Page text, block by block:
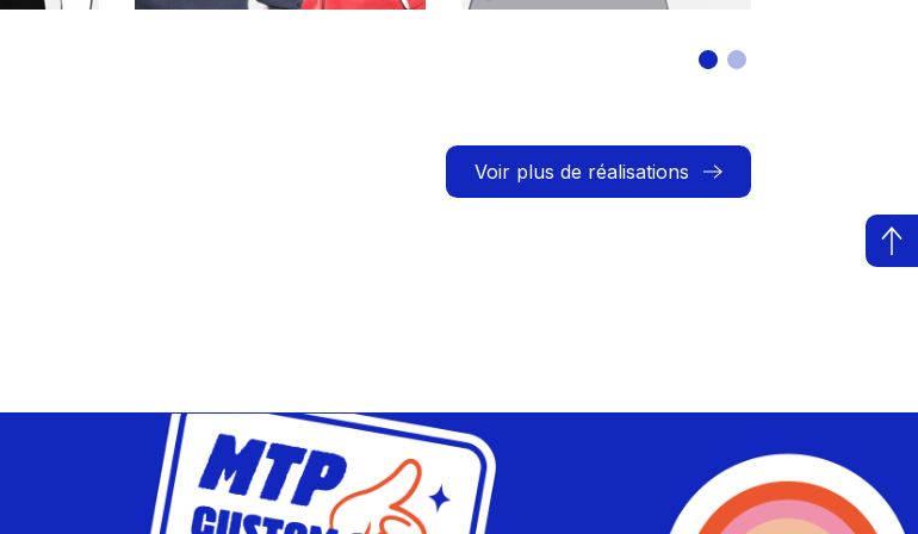
Voir plus de réalisations